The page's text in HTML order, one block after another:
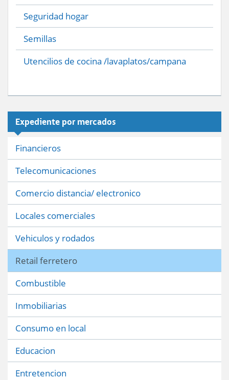
Seguridad hogar
Semillas
Utencilios de cocina /lavaplatos/campana
Expediente por mercados
Financieros
Telecomunicaciones
Comercio distancia/ electronico
Locales comerciales
Vehiculos y rodados
Retail ferretero
Combustible
Inmobiliarias
Consumo en local
Educacion
Entretencion